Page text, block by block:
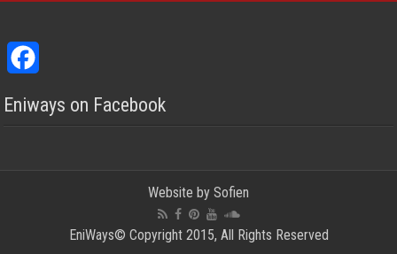
Eniways on Facebook
Website by Sofien
EniWays© Copyright 2015, All Rights Reserved